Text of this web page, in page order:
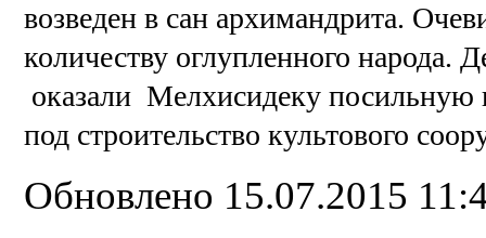
возведен в сан архимандрита.
количеству оглупленного народа.
оказали Мелхисидеку
под строительство культового
Обновлено 15.07.2015